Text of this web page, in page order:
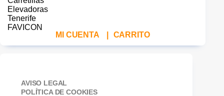
MI CUENTA CARRITO
AVISO LEGAL
POLÍTICA DE COOKIES